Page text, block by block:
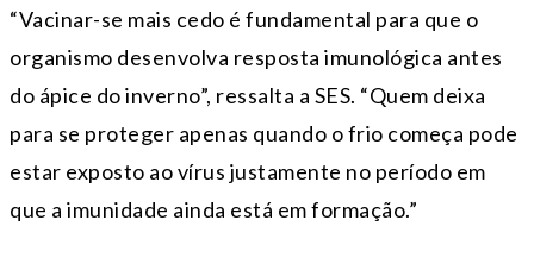
“Vacinar-se mais cedo é fundamental para que o
organismo desenvolva resposta imunológica antes
do ápice do inverno”, ressalta a SES. “Quem deixa
para se proteger apenas quando o frio começa pode
estar exposto ao vírus justamente no período em
que a imunidade ainda está em formação.”